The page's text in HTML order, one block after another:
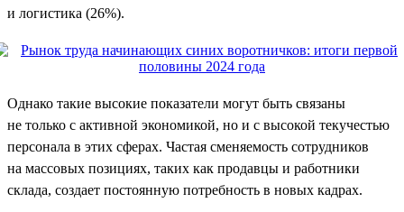
и логистика (26%).
Однако такие высокие показатели могут быть связаны
не только с активной экономикой, но и с высокой текучестью
персонала в этих сферах. Частая сменяемость сотрудников
на массовых позициях, таких как продавцы и работники
склада, создает постоянную потребность в новых кадрах.